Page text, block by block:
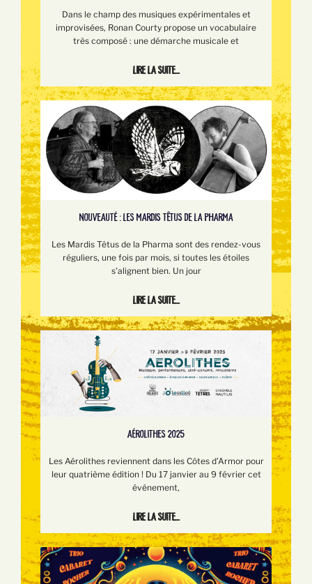
Dans le champ des musiques expérimentales et
improvisées, Ronan Courty propose un vocabulaire
très composé : une démarche musicale et
Lire la suite...
NOUVEAUTÉ : LES MARDIS TÊTUS DE LA PHARMA
Les Mardis Têtus de la Pharma sont des rendez-vous
réguliers, une fois par mois, si toutes les étoiles
s'alignent bien. Un jour
Lire la suite...
AÉROLITHES 2025
Les Aérolithes reviennent dans les Côtes d’Armor pour
leur quatrième édition ! Du 17 janvier au 9 février cet
événement,
Lire la suite...